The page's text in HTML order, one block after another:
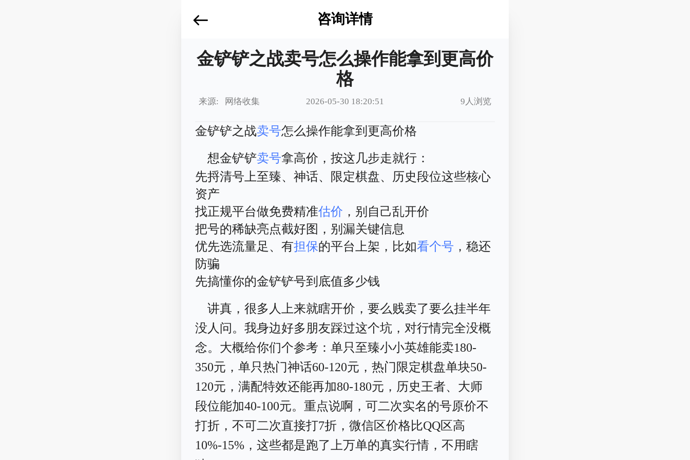
咨询详情
金铲铲之战卖号怎么操作能拿到更高价
格
来源: 网络收集 2026-05-30 18:20:51 9人浏览
金铲铲之战卖号怎么操作能拿到更高价格
想金铲铲卖号拿高价，按这几步走就行：
先捋清号上至臻、神话、限定棋盘、历史段位这些核心
资产
找正规平台做免费精准估价 ，别自己乱开价
把号的稀缺亮点截好图，别漏关键信息
优先选流量足、有担保的平台上架，比如看个号 ，稳还
防骗
先搞懂你的金铲铲号到底值多少钱
讲真，很多人上来就瞎开价，要么贱卖了要么挂半年
没人问。我身边好多朋友踩过这个坑，对行情完全没概
念。大概给你们个参考：单只至臻小小英雄能卖180-
350元，单只热门神话60-120元，热门限定棋盘单块50-
120元，满配特效还能再加80-180元，历史王者、大师
段位能加40-100元。重点说啊，可二次实名的号原价不
打折，不可二次直接打7折，微信区价格比QQ区高
10%-15%，这些都是跑了上万单的真实行情，不用瞎